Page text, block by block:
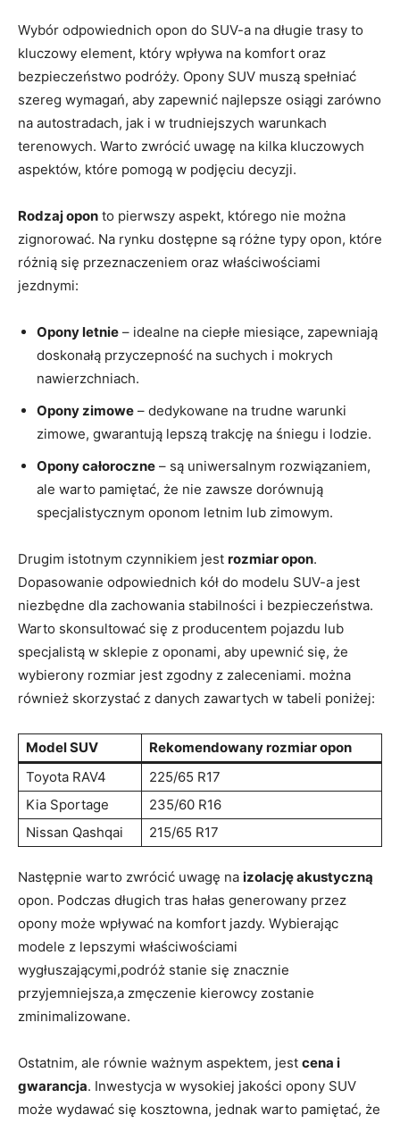
Wybór odpowiednich opon do SUV-a na długie trasy to
kluczowy element, który wpływa na komfort oraz
bezpieczeństwo podróży. Opony SUV muszą spełniać
szereg wymagań, aby zapewnić najlepsze osiągi zarówno
na autostradach, jak i w trudniejszych warunkach
terenowych. Warto zwrócić uwagę na kilka kluczowych
aspektów, które pomogą w podjęciu decyzji.
Rodzaj opon to pierwszy aspekt, którego nie można
zignorować. Na rynku dostępne są różne typy opon, które
różnią się przeznaczeniem oraz właściwościami
jezdnymi:
Opony letnie – idealne na ciepłe miesiące, zapewniają
doskonałą przyczepność na suchych i mokrych
nawierzchniach.
Opony zimowe – dedykowane na trudne warunki
zimowe, gwarantują lepszą trakcję na śniegu i lodzie.
Opony całoroczne – są uniwersalnym rozwiązaniem,
ale warto pamiętać, że nie zawsze dorównują
specjalistycznym oponom letnim lub zimowym.
Drugim istotnym czynnikiem jest rozmiar opon.
Dopasowanie odpowiednich kół do modelu SUV-a jest
niezbędne dla zachowania stabilności i bezpieczeństwa.
Warto skonsultować się z producentem pojazdu lub
specjalistą w sklepie z oponami, aby upewnić się, że
wybierony rozmiar jest zgodny z zaleceniami. można
również skorzystać z danych zawartych w tabeli poniżej:
Model SUV
Rekomendowany rozmiar opon
Toyota RAV4
225/65 R17
Kia Sportage
235/60 R16
Nissan Qashqai
215/65 R17
Następnie warto zwrócić uwagę na izolację akustyczną
opon. Podczas długich tras hałas generowany przez
opony może wpływać na komfort jazdy. Wybierając
modele z lepszymi właściwościami
wygłuszającymi,podróż stanie się znacznie
przyjemniejsza,a zmęczenie kierowcy zostanie
zminimalizowane.
Ostatnim, ale równie ważnym aspektem, jest cena i
gwarancja. Inwestycja w wysokiej jakości opony SUV
może wydawać się kosztowna, jednak warto pamiętać, że